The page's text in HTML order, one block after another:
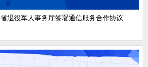
退役军人事务厅签署通信服务合作协议